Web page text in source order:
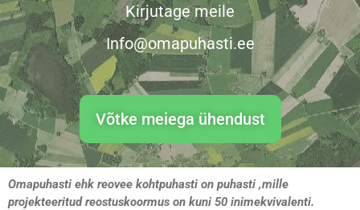
Kirjutage meile
Info@omapuhasti.ee
Võtke meiega ühendust
Omapuhasti ehk reovee kohtpuhasti on puhasti ,mille
projekteeritud reostuskoormus on kuni 50 inimekvivalenti.